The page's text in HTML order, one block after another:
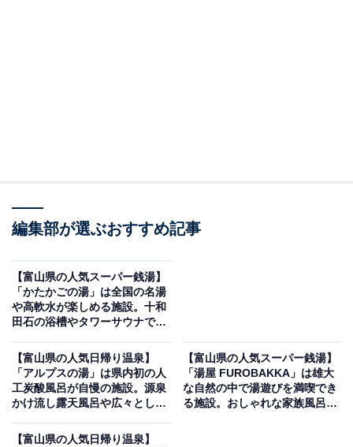
「越乃庭」公式Webサイトより
館内の水はすべて地下から汲み上げた天然ものを使用し
ており、肌に良く温まる温泉成分「メタケイ酸」が豊富
「雨晴乃湯」のラジウム鉱物泉といったこだわりの薬湯
が魅力。天気が良い日には壮大な立山連峰から昇る日の
出を望みながら入浴できます。また「陰照石」を使用し
た本格的な岩盤浴室も完備しており、温泉とあわせてじ
編集部が選ぶおすすめ記事
【富山県の人気スーパー銭湯】
「かたかごの湯」は全国の名湯
や高軟水が楽しめる施設。十和
田石の浴槽やタワーサウナでリ
【富山県の人気日帰り温泉】
「アルプスの湯」は県内初の人
工炭酸風呂が自慢の施設。源泉
かけ流し露天風呂や広々とした
【富山県の人気スーパー銭湯】
「湯屋 FUROBAKKA」は雄大
な自然の中で湯遊びを満喫でき
る施設。おしゃれな家族風呂や
【富山県の人気日帰り温泉】